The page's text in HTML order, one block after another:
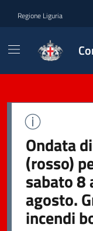
Regione Liguria
Ondata
(rosso)
sabato 8
agosto.
incendi